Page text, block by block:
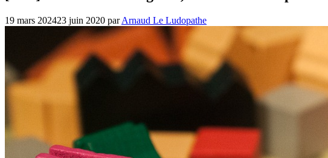
19 mars 202423 juin 2020 parArnaud Le Ludopathe